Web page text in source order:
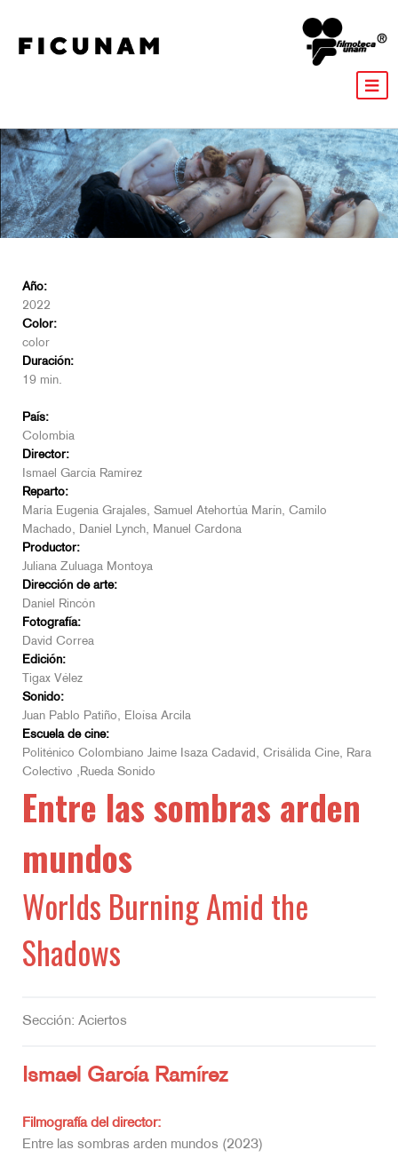
Año:
2022
Color:
color
Duración:
19 min.
País:
Colombia
Director:
Ismael García Ramírez
Reparto:
María Eugenia Grajales, Samuel Atehortúa Marín, Camilo
Machado, Daniel Lynch, Manuel Cardona
Productor:
Juliana Zuluaga Montoya
Dirección de arte:
Daniel Rincón
Fotografía:
David Correa
Edición:
Tigax Vélez
Sonido:
Juan Pablo Patiño, Eloísa Arcila
Escuela de cine:
Politénico Colombiano Jaime Isaza Cadavid, Crisálida Cine, Rara
Colectivo ,Rueda Sonido
Entre las sombras arden
mundos
Worlds Burning Amid the
Shadows
Sección: Aciertos
Ismael García Ramírez
Filmografía del director:
Entre las sombras arden mundos (2023)